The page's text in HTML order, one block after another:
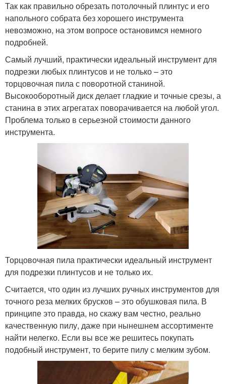
Так как правильно обрезать потолочный плинтус и его
напольного собрата без хорошего инструмента
невозможно, на этом вопросе остановимся немного
подробней.
Самый лучший, практически идеальный инструмент для
подрезки любых плинтусов и не только – это
торцовочная пила с поворотной станиной.
Высокооборотный диск делает гладкие и точные срезы, а
станина в этих агрегатах поворачивается на любой угол.
Проблема только в серьезной стоимости данного
инструмента.
Торцовочная пила практически идеальный инструмент
для подрезки плинтусов и не только их.
Считается, что один из лучших ручных инструментов для
точного реза мелких брусков – это обушковая пила. В
принципе это правда, но скажу вам честно, реально
качественную пилу, даже при нынешнем ассортименте
найти нелегко. Если вы все же решитесь покупать
подобный инструмент, то берите пилу с мелким зубом.